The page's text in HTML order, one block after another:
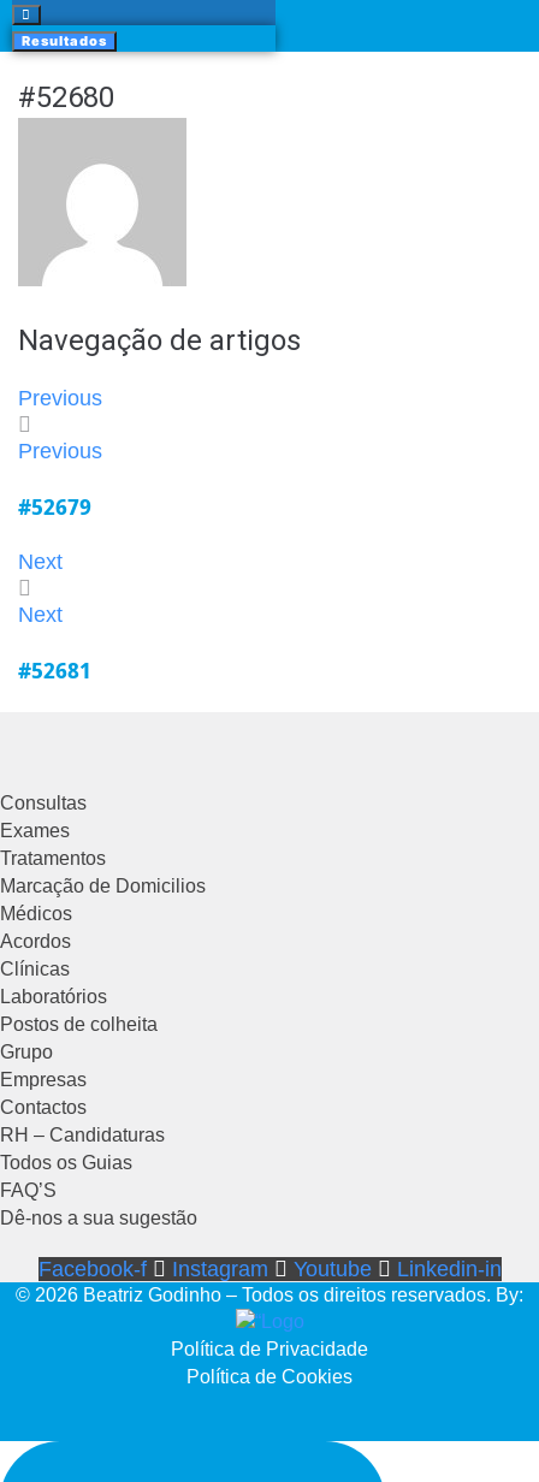
Resultados
#52680
Navegação de artigos
Previous
Previous
#52679
Next
Next
#52681
Consultas
Exames
Tratamentos
Marcação de Domicilios
Médicos
Acordos
Clínicas
Laboratórios
Postos de colheita
Grupo
Empresas
Contactos
RH – Candidaturas
Todos os Guias
FAQ’S
Dê-nos a sua sugestão
Facebook-f Instagram Youtube Linkedin-in
© 2026 Beatriz Godinho – Todos os direitos reservados. By:
Política de Privacidade
Política de Cookies